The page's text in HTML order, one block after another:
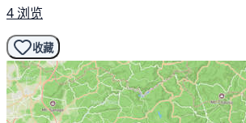
4 浏览
收藏